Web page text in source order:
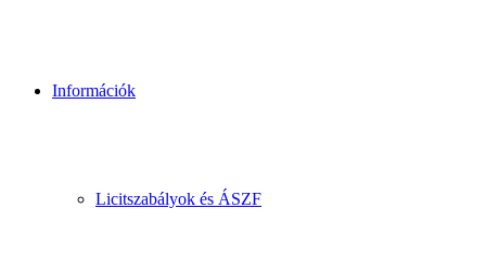
Információk
Licitszabályok és ÁSZF